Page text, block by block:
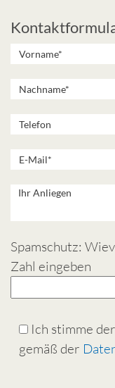
Spamschutz:
Zahl eingeben
Ich stimme
gemäß der